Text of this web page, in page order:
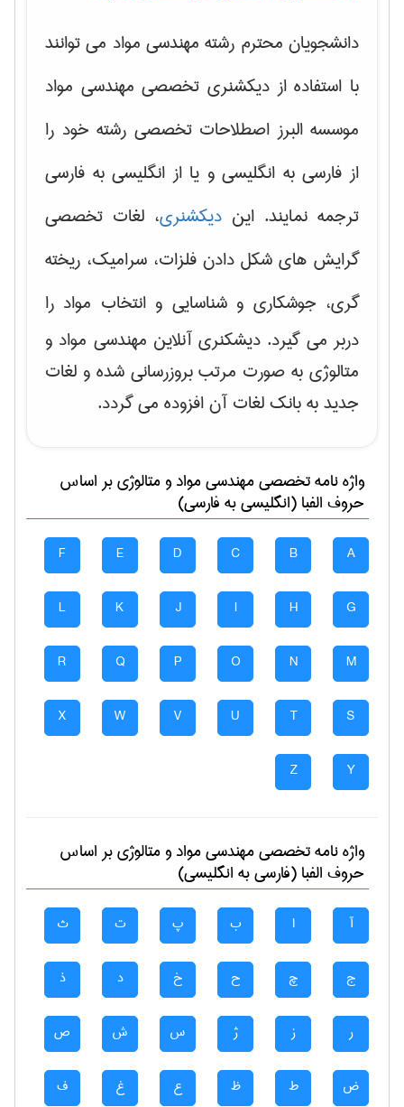
دانشجویان محترم رشته مهندسی مواد می توانند
با استفاده از دیکشنری تخصصی مهندسی مواد
موسسه البرز اصطلاحات تخصصی رشته خود را
از فارسی به انگلیسی و یا از انگلیسی به فارسی
ترجمه نمایند. این دیکشنری، لغات تخصصی
گرایش های شکل دادن فلزات، سرامیک، ریخته
گری، جوشکاری و شناسایی و انتخاب مواد را
دربر می گیرد. دیشکنری آنلاین مهندسی مواد و
متالوژی به صورت مرتب بروزرسانی شده و لغات
جدید به بانک لغات آن افزوده می گردد.
واژه نامه تخصصیمهندسی مواد و متالوژیبر اساس
حروف الفبا (انگلیسی به فارسی)
A
B
C
D
E
F
G
H
I
J
K
L
M
N
O
P
Q
R
S
T
U
V
W
X
Y
Z
واژه نامه تخصصیمهندسی مواد و متالوژیبر اساس
حروف الفبا (فارسی به انگلیسی)
آ ا ب پ ت ث
ج چ ح خ د ذ
ر ز ژ س ش ص
ض ط ظ ع غ ف